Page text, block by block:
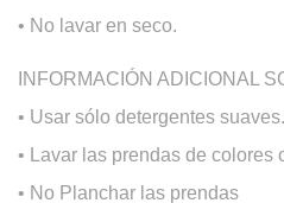
• No lavar en seco.
INFORMACIÓN ADICIONAL
• Usar sólo detergentes suaves.
• Lavar las prendas de colores
• No Planchar las prendas